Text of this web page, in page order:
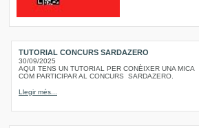
TUTORIAL CONCURS SARDAZERO
30/09/2025
AQUI TENS UN TUTORIAL PER CONÈIXER UNA MICA
COM PARTICIPAR AL CONCURS SARDAZERO.
Llegir més...